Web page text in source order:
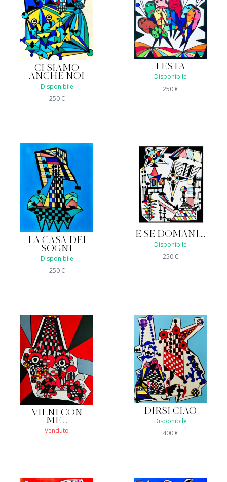
CI SIAMO
ANCHE NOI
Disponibile
250€
FESTA
Disponibile
250€
LA CASA DEI
SOGNI
Disponibile
250€
E SE DOMANI....
Disponibile
250€
VIENI CON
ME....
Venduto
DIRSI CIAO
Disponibile
400€